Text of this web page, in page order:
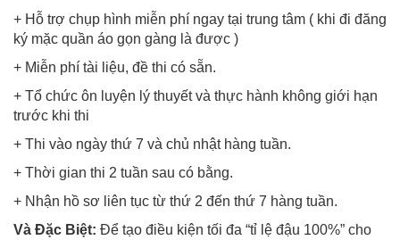
+ Hỗ trợ chụp hình miễn phí ngay tại trung tâm ( khi đi đăng
ký mặc quần áo gọn gàng là được )
+ Miễn phí tài liệu, đề thi có sẵn.
+ Tổ chức ôn luyện lý thuyết và thực hành không giới hạn
trước khi thi
+ Thi vào ngày thứ 7 và chủ nhật hàng tuần.
+ Thời gian thi 2 tuần sau có bằng.
+ Nhận hồ sơ liên tục từ thứ 2 đến thứ 7 hàng tuần.
Và Đặc Biệt: Để tạo điều kiện tối đa “tỉ lệ đậu 100%” cho